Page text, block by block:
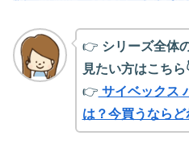
👉 シリーズ全体
見たい方はこちら
👉 サイベックス
は？今買うならど